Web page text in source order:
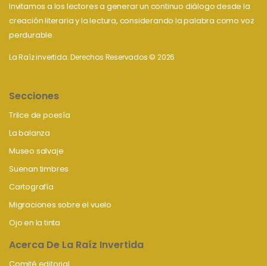
Invitamos a los lectores a generar un continuo diálogo desde la
creación literaria y la lectura, considerando la palabra como voz
perdurable.
La Raíz invertida. Derechos Reservados © 2026
Secciones
Trilce de poesía
La balanza
Museo salvaje
Suenan timbres
Cartografía
Migraciones sobre el vuelo
Ojo en la tinta
Acerca De La Raíz Invertida